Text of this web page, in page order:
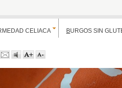
CELIACA BURGOS SIN